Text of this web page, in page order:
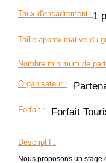
Taux d'encadrement: 1
Taille approximative du
Nombre minimum de
Organisateur :
Forfait : Forfait
Descriptif :
Nous proposons un stage